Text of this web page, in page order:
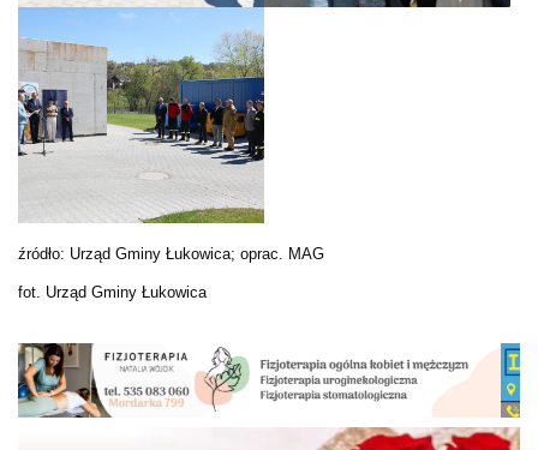
źródło: Urząd Gminy Łukowica; oprac. MAG
fot. Urząd Gminy Łukowica